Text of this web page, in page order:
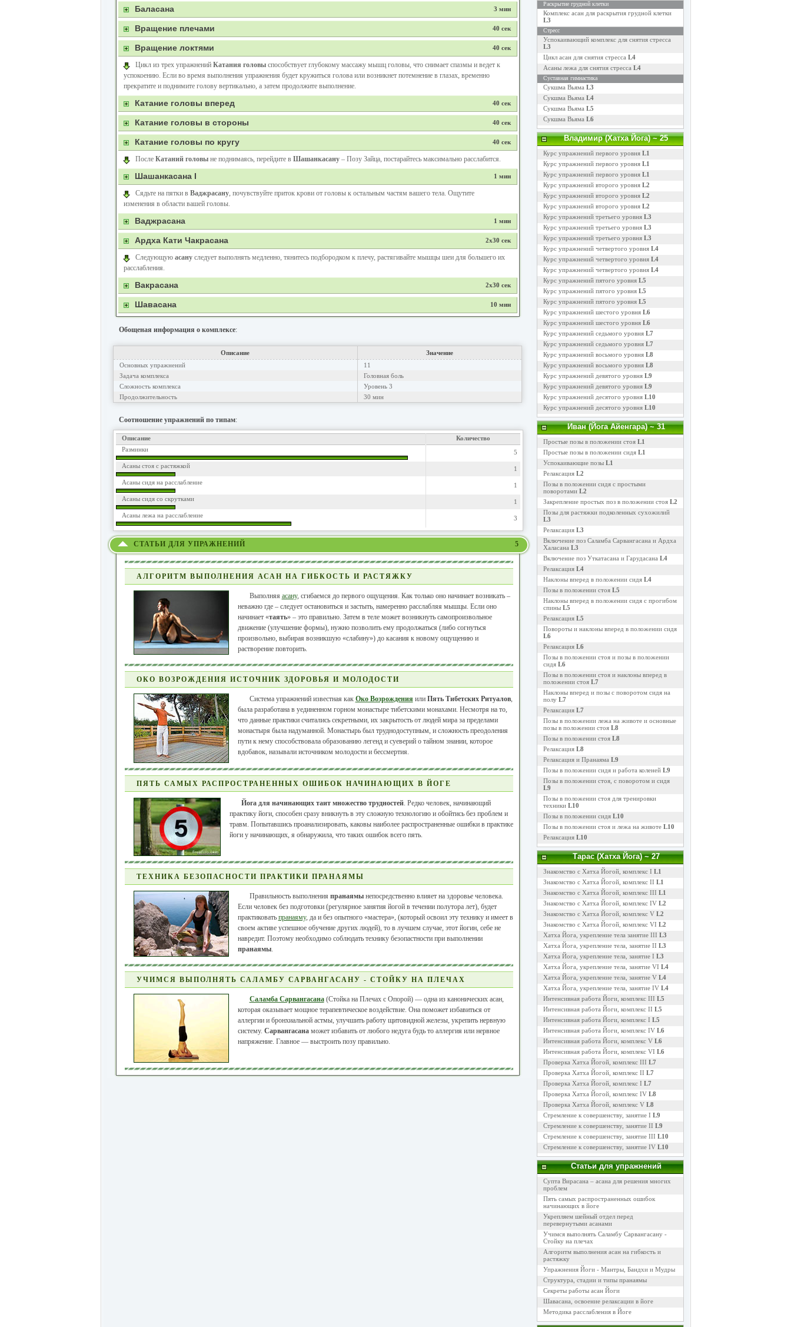
Баласана 3 мин
Вращение плечами 40 сек
Вращение локтями 40 сек
Цикл из трех упражнений Катания головыспособствует глубокому массажу мышц головы, что снимает спазмы и ведет к
успокоению. Если во время выполнения упражнения будет кружиться голова или возникнет потемнение в глазах, временно
прекратите и поднимите голову вертикально, а затем продолжите выполнение.
Катание головы вперед 40 сек
Катание головы в стороны 40 сек
Катание головы по кругу 40 сек
После Катаний головы не поднимаясь, перейдите в Шашанкасану– Позу Зайца, постарайтесь максимально расслабится.
Шашанкасана I 1 мин
Сядьте на пятки в Ваджрасану, почувствуйте приток крови от головы к остальным частям вашего тела. Ощутите
изменения в области вашей головы.
Ваджрасана 1 мин
Ардха Кати Чакрасана 2х30 сек
Следующую асануследует выполнять медленно, тянитесь подбородком к плечу, растягивайте мышцы шеи для большего их
расслабления.
Вакрасана 2х30 сек
Шавасана 10 мин
Обощеная информация о комплексе:
Описание
Значение
Основных упражнений
11
Задача комплекса
Головная боль
Сложность комплекса
Уровень 3
Продолжительность
30 мин
Соотношение упражнений по типам:
Описание
Количество
Разминки
5
Асаны стоя с растяжкой
1
Асаны сидя на расслабление
1
Асаны сидя со скрутками
1
Асаны лежа на расслабление
3
СТАТЬИ ДЛЯ УПРАЖНЕНИЙ 5
АЛГОРИТМ ВЫПОЛНЕНИЯ АСАН НА ГИБКОСТЬ И РАСТЯЖКУ
Выполняя асану, сгибаемся до первого ощущения. Как только оно начинает возникать –
неважно где – следует остановиться и застыть, намеренно расслабляя мышцы. Если оно
начинает «таять» – это правильно. Затем в теле может возникнуть самопроизвольное
движение (улучшение формы), нужно позволить ему продолжаться (либо согнуться
произвольно, выбирая возникшую «слабину») до касания к новому ощущению и
растворение повторить.
ОКО ВОЗРОЖДЕНИЯ ИСТОЧНИК ЗДОРОВЬЯ И МОЛОДОСТИ
Система упражнений известная как Око Возрождения или Пять Тибетских Ритуалов,
была разработана в уединенном горном монастыре тибетскими монахами. Несмотря на то,
что данные практики считались секретными, их закрытость от людей мира за пределами
монастыря была надуманной. Монастырь был труднодоступным, и сложность преодоления
пути к нему способствовала образованию легенд и суеверий о тайном знании, которое
вдобавок, называли источником молодости и бессмертия.
ПЯТЬ САМЫХ РАСПРОСТРАНЕННЫХ ОШИБОК НАЧИНАЮЩИХ В ЙОГЕ
Йога для начинающих таит множество трудностей. Редко человек, начинающий
практику йоги, способен сразу вникнуть в эту сложную технологию и обойтись без проблем и
травм. Попытавшись проанализировать, каковы наиболее распространенные ошибки в практике
йоги у начинающих, я обнаружила, что таких ошибок всего пять.
ТЕХНИКА БЕЗОПАСНОСТИ ПРАКТИКИ ПРАНАЯМЫ
Правильность выполнения пранаямынепосредственно влияет на здоровье человека.
Если человек без подготовки (регулярное занятия йогой в течении полутора лет), будет
практиковать пранаяму, да и без опытного «мастера», (который освоил эту технику и имеет в
своем активе успешное обучение других людей), то в лучшем случае, этот йогин, себе не
навредит. Поэтому необходимо соблюдать технику безопастности при выполнении
пранаямы.
УЧИМСЯ ВЫПОЛНЯТЬ САЛАМБУ САРВАНГАСАНУ - СТОЙКУ НА ПЛЕЧАХ
Саламба Сарвангасана(Стойка на Плечах с Опорой) — одна из канонических асан,
которая оказывает мощное терапевтическое воздействие. Она поможет избавиться от
аллергии и бронхиальной астмы, улучшить работу щитовидной железы, укрепить нервную
систему. Сарвангасанаможет избавить от любого недуга будь то аллергия или нервное
напряжение. Главное — выстроить позу правильно.
Раскрытие грудной клетки
Комплекс асан для раскрытия грудной клетки
L3
Стресс
Успокаивающий комплекс для снятия стресса
L3
Цикл асан для снятия стресса L4
Асаны лежа для снятия стресса L4
Суставная гимнастика
Сукшма Вьяма L3
Сукшма Вьяма L4
Сукшма Вьяма L5
Сукшма Вьяма L6
Владимир (Хатха Йога)~ 25
Курс упражнений первого уровня L1
Курс упражнений первого уровня L1
Курс упражнений первого уровня L1
Курс упражнений второго уровня L2
Курс упражнений второго уровня L2
Курс упражнений второго уровня L2
Курс упражнений третьего уровня L3
Курс упражнений третьего уровня L3
Курс упражнений третьего уровня L3
Курс упражнений четвертого уровня L4
Курс упражнений четвертого уровня L4
Курс упражнений четвертого уровня L4
Курс упражнений пятого уровня L5
Курс упражнений пятого уровня L5
Курс упражнений пятого уровня L5
Курс упражнений шестого уровня L6
Курс упражнений шестого уровня L6
Курс упражнений седьмого уровня L7
Курс упражнений седьмого уровня L7
Курс упражнений восьмого уровня L8
Курс упражнений восьмого уровня L8
Курс упражнений девятого уровня L9
Курс упражнений девятого уровня L9
Курс упражнений десятого уровня L10
Курс упражнений десятого уровня L10
Иван (Йога Айенгара)~ 31
Простые позы в положении стоя L1
Простые позы в положении сидя L1
Успокаивающие позы L1
Релаксация L2
Позы в положении сидя с простыми
поворотами L2
Закрепление простых поз в положении стоя L2
Позы для растяжки подколенных сухожилий
L3
Релаксация L3
Включение поз Саламба Сарвангасана и Ардха
Халасана L3
Включение поз Уткатасана и Гарудасана L4
Релаксация L4
Наклоны вперед в положении сидя L4
Позы в положении стоя L5
Наклоны вперед в положении сидя с прогибом
спины L5
Релаксация L5
Повороты и наклоны вперед в положении сидя
L6
Релаксация L6
Позы в положении стоя и позы в положении
сидя L6
Позы в положении стоя и наклоны вперед в
положении стоя L7
Наклоны вперед и позы с поворотом сидя на
полу L7
Релаксация L7
Позы в положении лежа на животе и основные
позы в положении стоя L8
Позы в положении стоя L8
Релаксация L8
Релаксация и Пранаяма L9
Позы в положении сидя и работа коленей L9
Позы в положении стоя, с поворотом и сидя
L9
Позы в положении стоя для тренировки
техники L10
Позы в положении сидя L10
Позы в положении стоя и лежа на животе L10
Релаксация L10
Тарас (Хатха Йога)~ 27
Знакомство с Хатха Йогой, комплекс I L1
Знакомство с Хатха Йогой, комплекс II L1
Знакомство с Хатха Йогой, комплекс III L1
Знакомство с Хатха Йогой, комплекс IV L2
Знакомство с Хатха Йогой, комплекс V L2
Знакомство с Хатха Йогой, комплекс VI L2
Хатха Йога, укрепление тела занятие III L3
Хатха Йога, укрепление тела, занятие II L3
Хатха Йога, укрепление тела, занятие I L3
Хатха Йога, укрепление тела, занятие VI L4
Хатха Йога, укрепление тела, занятие V L4
Хатха Йога, укрепление тела, занятие IV L4
Интенсивная работа Йоги, комплекс III L5
Интенсивная работа Йоги, комплекс II L5
Интенсивная работа Йоги, комплекс I L5
Интенсивная работа Йоги, комплекс IV L6
Интенсивная работа Йоги, комплекс V L6
Интенсивная работа Йоги, комплекс VI L6
Проверка Хатха Йогой, комплекс III L7
Проверка Хатха Йогой, комплекс II L7
Проверка Хатха Йогой, комплекс I L7
Проверка Хатха Йогой, комплекс IV L8
Проверка Хатха Йогой, комплекс V L8
Стремление к совершенству, занятие I L9
Стремление к совершенству, занятие II L9
Стремление к совершенству, занятие III L10
Стремление к совершенству, занятие IV L10
Статьи для упражнений
Супта Вирасана – асана для решения многих
проблем
Пять самых распространенных ошибок
начинающих в йоге
Укрепляем шейный отдел перед
перевернутыми асанами
Учимся выполнять Саламбу Сарвангасану -
Стойку на плечах
Алгоритм выполнения асан на гибкость и
растяжку
Упражнения Йоги - Мантры, Бандхи и Мудры
Структура, стадии и типы пранаямы
Секреты работы асан Йоги
Шавасана, освоение релаксации в йоге
Методика расслабления в Йоге